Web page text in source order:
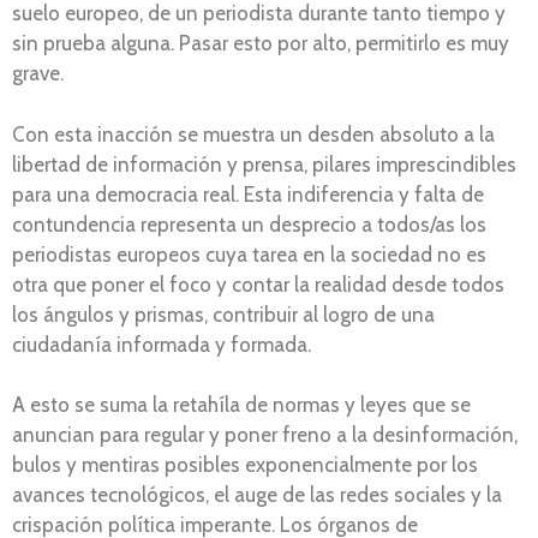
suelo europeo, de un periodista durante tanto tiempo y
sin prueba alguna. Pasar esto por alto, permitirlo es muy
grave.
Con esta inacción se muestra un desden absoluto a la
libertad de información y prensa, pilares imprescindibles
para una democracia real. Esta indiferencia y falta de
contundencia representa un desprecio a todos/as los
periodistas europeos cuya tarea en la sociedad no es
otra que poner el foco y contar la realidad desde todos
los ángulos y prismas, contribuir al logro de una
ciudadanía informada y formada.
A esto se suma la retahíla de normas y leyes que se
anuncian para regular y poner freno a la desinformación,
bulos y mentiras posibles exponencialmente por los
avances tecnológicos, el auge de las redes sociales y la
crispación política imperante. Los órganos de